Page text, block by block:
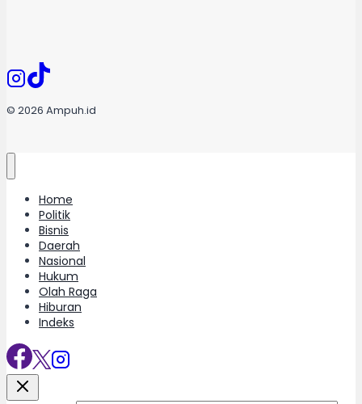
© 2026 Ampuh.id
Home
Politik
Bisnis
Daerah
Nasional
Hukum
Olah Raga
Hiburan
Indeks